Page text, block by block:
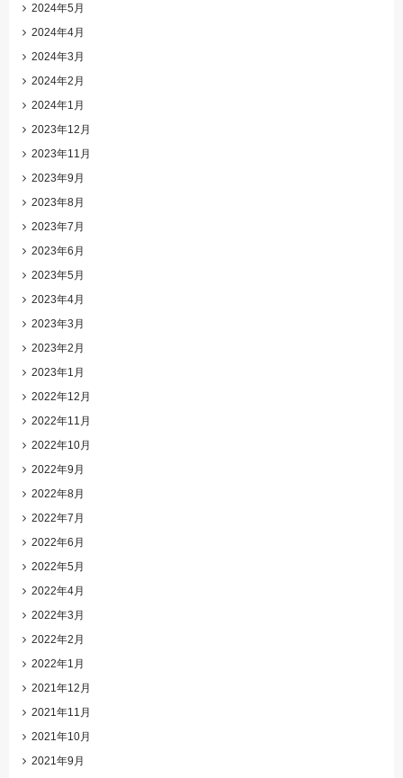
2024年5月
2024年4月
2024年3月
2024年2月
2024年1月
2023年12月
2023年11月
2023年9月
2023年8月
2023年7月
2023年6月
2023年5月
2023年4月
2023年3月
2023年2月
2023年1月
2022年12月
2022年11月
2022年10月
2022年9月
2022年8月
2022年7月
2022年6月
2022年5月
2022年4月
2022年3月
2022年2月
2022年1月
2021年12月
2021年11月
2021年10月
2021年9月